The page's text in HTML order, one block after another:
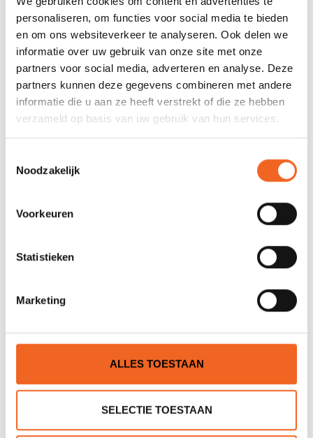
personaliseren, om functies voor social media te bieden
en om ons websiteverkeer te analyseren. Ook delen we
informatie over uw gebruik van onze site met onze
partners voor social media, adverteren en analyse. Deze
partners kunnen deze gegevens combineren met andere
informatie die u aan ze heeft verstrekt of die ze hebben
verzameld op basis van uw gebruik van hun services.
Noodzakelijk
Voorkeuren
Statistieken
Marketing
ALLES TOESTAAN
SELECTIE TOESTAAN
Capaciteit: 650 kg
Vinnen: 3 afneembaar
Luchtdruk: 15 PSI
REVIEWS
GERELATEERDE PRODUCTEN